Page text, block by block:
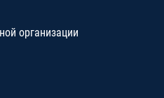
организации